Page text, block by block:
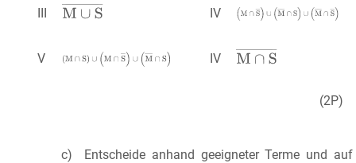
III IV
V IV
(2P)
c) Entscheide anhand geeigneter Terme und auf